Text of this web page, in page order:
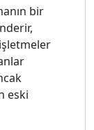
bir
eski